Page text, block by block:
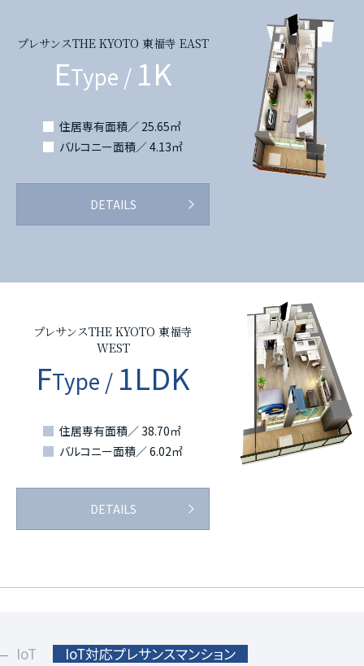
プレサンスTHE KYOTO 東福寺 EAST
EType / 1K
住居専有面積／ 25.65㎡
バルコニー面積／ 4.13㎡
DETAILS
プレサンスTHE KYOTO 東福寺
WEST
FType / 1LDK
住居専有面積／ 38.70㎡
バルコニー面積／ 6.02㎡
DETAILS
IoT IoT対応プレサンスマンション